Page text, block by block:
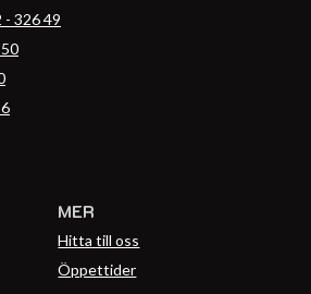
- 326 49
MER
Hitta till oss
Öppettider